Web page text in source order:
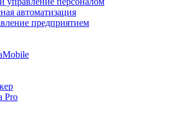
автоматизация
предприятием
Pro